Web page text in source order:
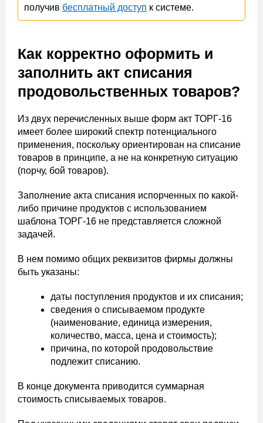
получив бесплатный доступ к системе.
Как корректно оформить и
заполнить акт списания
продовольственных товаров?
Из двух перечисленных выше форм акт ТОРГ-16
имеет более широкий спектр потенциального
применения, поскольку ориентирован на списание
товаров в принципе, а не на конкретную ситуацию
(порчу, бой товаров).
Заполнение акта списания испорченных по какой-
либо причине продуктов с использованием
шаблона ТОРГ-16 не представляется сложной
задачей.
В нем помимо общих реквизитов фирмы должны
быть указаны:
даты поступления продуктов и их списания;
сведения о списываемом продукте
(наименование, единица измерения,
количество, масса, цена и стоимость);
причина, по которой продовольствие
подлежит списанию.
В конце документа приводится суммарная
стоимость списываемых товаров.